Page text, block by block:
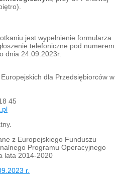
jest wypełnienie formularza
telefoniczne pod numerem:
dnia 24.09.2023r.
dla Przedsiębiorców w
45
z Europejskiego Funduszu
Programu Operacyjnego
lata 2014-2020
r.